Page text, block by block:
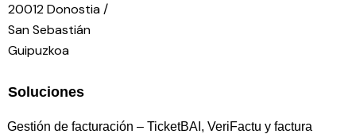
20012 Donostia /
San Sebastián
Guipuzkoa
Soluciones
Gestión de facturación – TicketBAI, VeriFactu y factura